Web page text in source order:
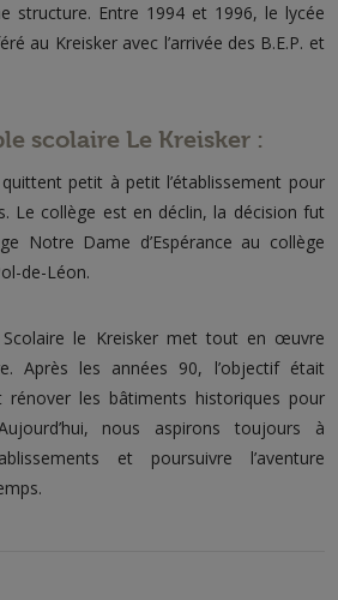
structure. Entre 1994 et 1996, le lycée
au Kreisker avec l’arrivée des B.E.P. et
scolaire Le Kreisker :
petit à petit l’établissement pour
Le collège est en déclin, la décision fut
Notre Dame d’Espérance au collège
de-Léon.
Scolaire le Kreisker met tout en œuvre
Après les années 90, l’objectif était
rénover les bâtiments historiques pour
nous aspirons toujours à
et poursuivre l’aventure